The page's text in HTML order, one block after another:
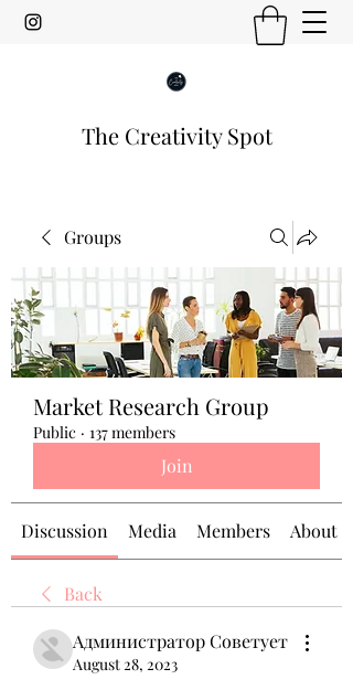
The Creativity Spot
Groups
Market Research Group
Public · 137 members
Join
Discussion Media Members About
Back
Администратор Советует
August 28, 2023